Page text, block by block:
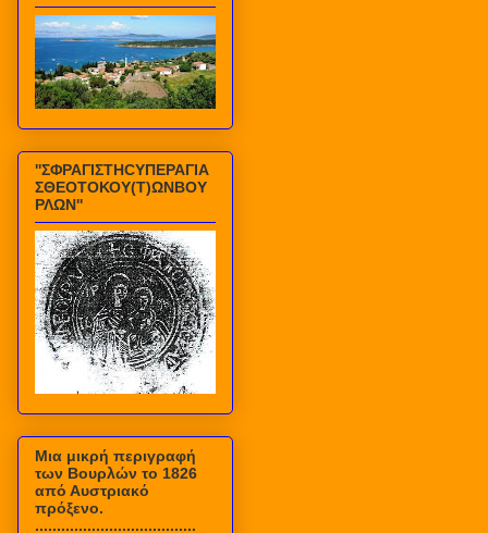
''ΣΦΡΑΓΙΣΤΗCΥΠΕΡΑΓΙΑ
ΣΘΕΟΤΟΚΟΥ(Τ)ΩΝΒΟΥ
ΡΛΩΝ''
Mια μικρή περιγραφή
των Βουρλών το 1826
από Αυστριακό
πρόξενο.
.....................................